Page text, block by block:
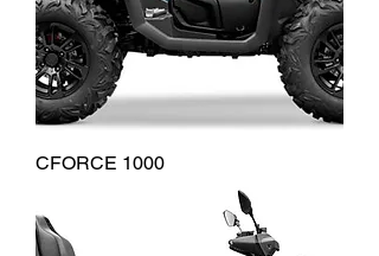
CFORCE 1000